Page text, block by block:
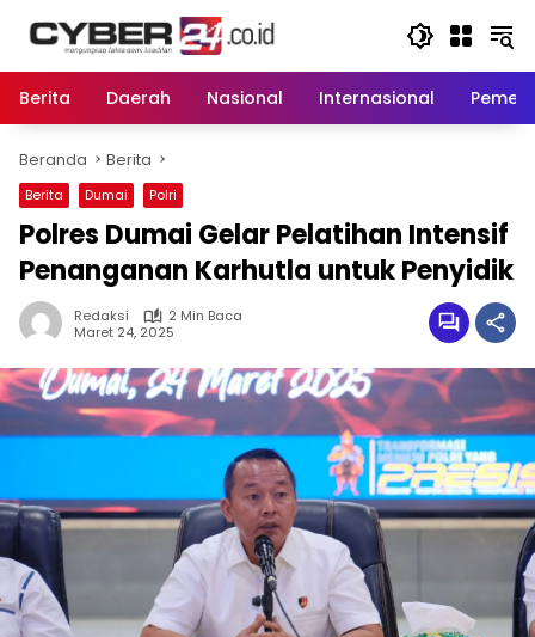
Berita
Daerah Nasional Internasional
Beranda Berita
Berita Dumai Polri
Polres Dumai Gelar Pelatihan Intensif
Penanganan Karhutla untuk Penyidik
Redaksi
2 Min Baca
Maret 24, 2025